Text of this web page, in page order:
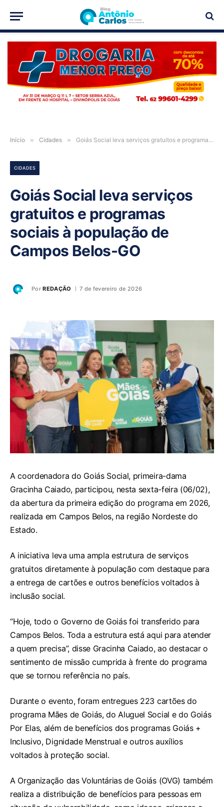
PUBLICIDADE
Início » Cidades » Goiás Social leva serviços gratuitos e programas sociais à população de Campos Belos-GO
CIDADES
Goiás Social leva serviços
gratuitos e programas
sociais à população de
Campos Belos-GO
Por REDAÇÃO 7 de fevereiro de 2026
A coordenadora do Goiás Social, primeira-dama
Gracinha Caiado, participou, nesta sexta-feira (06/02),
da abertura da primeira edição do programa em 2026,
realizada em Campos Belos, na região Nordeste do
Estado.
A iniciativa leva uma ampla estrutura de serviços
gratuitos diretamente à população com destaque para
a entrega de cartões e outros benefícios voltados à
inclusão social.
“Hoje, todo o Governo de Goiás foi transferido para
Campos Belos. Toda a estrutura está aqui para atender
a quem precisa”, disse Gracinha Caiado, ao destacar o
sentimento de missão cumprida à frente do programa
que se tornou referência no país.
Durante o evento, foram entregues 223 cartões do
programa Mães de Goiás, do Aluguel Social e do Goiás
Por Elas, além de benefícios dos programas Goiás +
Inclusivo, Dignidade Menstrual e outros auxílios
voltados à proteção social.
A Organização das Voluntárias de Goiás (OVG) também
realiza a distribuição de benefícios para pessoas em